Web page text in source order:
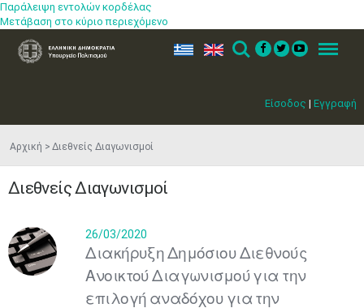
Παράλειψη εντολών κορδέλας
Μετάβαση στο κύριο περιεχόμενο
Είσοδος | Εγγραφή
ελ en Search Menu
Αρχική Διεθνείς Διαγωνισμοί
Διεθνείς Διαγωνισμοί
26/03/2020
Διακήρυξη Δημόσιου Διεθνούς
Ανοικτού Διαγωνισμού για την
επιλογή αναδόχου για την